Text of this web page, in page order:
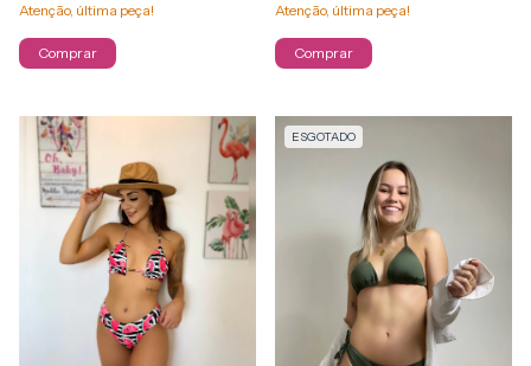
Atenção, última peça!
Comprar
Atenção, última peça!
Comprar
ESGOTADO